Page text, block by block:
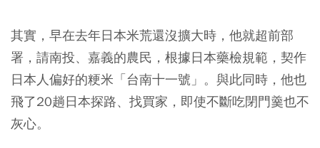
其實，早在去年日本米荒還沒擴大時，他就超前部
署，請南投、嘉義的農民，根據日本藥檢規範，契作
日本人偏好的粳米「台南十一號」。與此同時，他也
飛了20趟日本探路、找買家，即使不斷吃閉門羹也不
灰心。